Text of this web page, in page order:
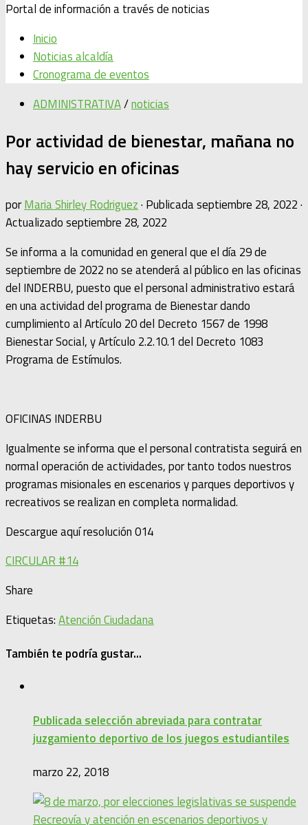
Portal de información a través de noticias
Inicio
Noticias alcaldía
Cronograma de eventos
ADMINISTRATIVA/noticias
Por actividad de bienestar, mañana no
hay servicio en oficinas
porMaria Shirley Rodriguez· Publicadaseptiembre 28, 2022·
Actualizadoseptiembre 28, 2022
Se informa a la comunidad en general que el día 29 de
septiembre de 2022 no se atenderá al público en las oficinas
del INDERBU, puesto que el personal administrativo estará
en una actividad del programa de Bienestar dando
cumplimiento al Artículo 20 del Decreto 1567 de 1998
Bienestar Social, y Artículo 2.2.10.1 del Decreto 1083
Programa de Estímulos.
OFICINAS INDERBU
Igualmente se informa que el personal contratista seguirá en
normal operación de actividades, por tanto todos nuestros
programas misionales en escenarios y parques deportivos y
recreativos se realizan en completa normalidad.
Descargue aquí resolución 014
CIRCULAR #14
Share
Etiquetas:Atención Ciudadana
También te podría gustar...
Publicada selección abreviada para contratar
juzgamiento deportivo de los juegos estudiantiles
marzo 22, 2018